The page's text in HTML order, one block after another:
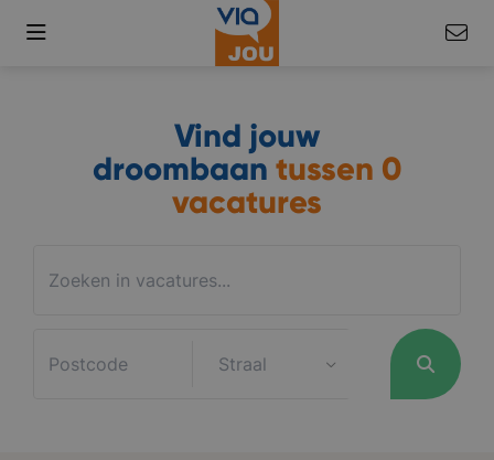
Vind jouw
droombaan tussen 0
vacatures